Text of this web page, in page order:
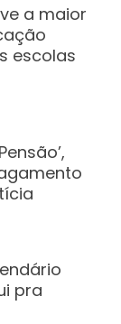
a maior
escolas
pra